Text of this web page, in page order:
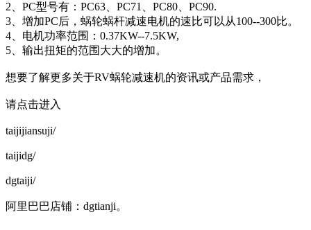
2、PC型号有：PC63、PC71、PC80、PC90.
3、增加PC后，蜗轮蜗杆减速电机的速比可以从100--300比。
4、电机功率范围：0.37KW--7.5KW,
5、输出扭矩的范围大大的增加。
想要了解更多关于RV蜗轮减速机的资讯或产品需求，
请点击进入
taijijiansuji/
taijidg/
dgtaiji/
阿里巴巴店铺：dgtianji。